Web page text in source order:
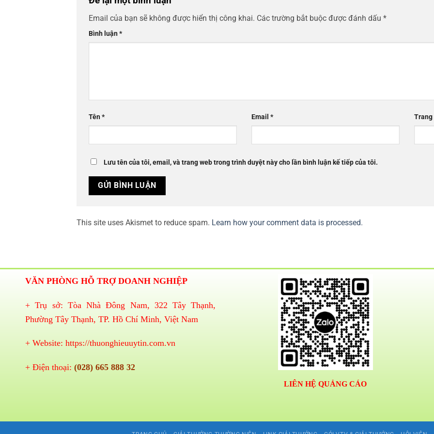
Email của bạn sẽ không được hiển thị công khai. Các trường bắt buộc được đánh dấu *
Bình luận*
Tên* Email * Trang
Lưu tên của tôi, email, và trang web trong trình duyệt này cho lần bình luận kế tiếp của tôi.
This site uses Akismet to reduce spam. Learn how your comment data is processed.
VĂN PHÒNG HỖ TRỢ DOANH NGHIỆP
+ Trụ sở: Tòa Nhà Đông Nam, 322 Tây Thạnh,
Phường Tây Thạnh, TP. Hồ Chí Minh, Việt Nam
+ Website: https://thuonghieuuytin.com.vn
+ Điện thoại: (028) 665 888 32
LIÊN HỆ QUẢNG CÁO